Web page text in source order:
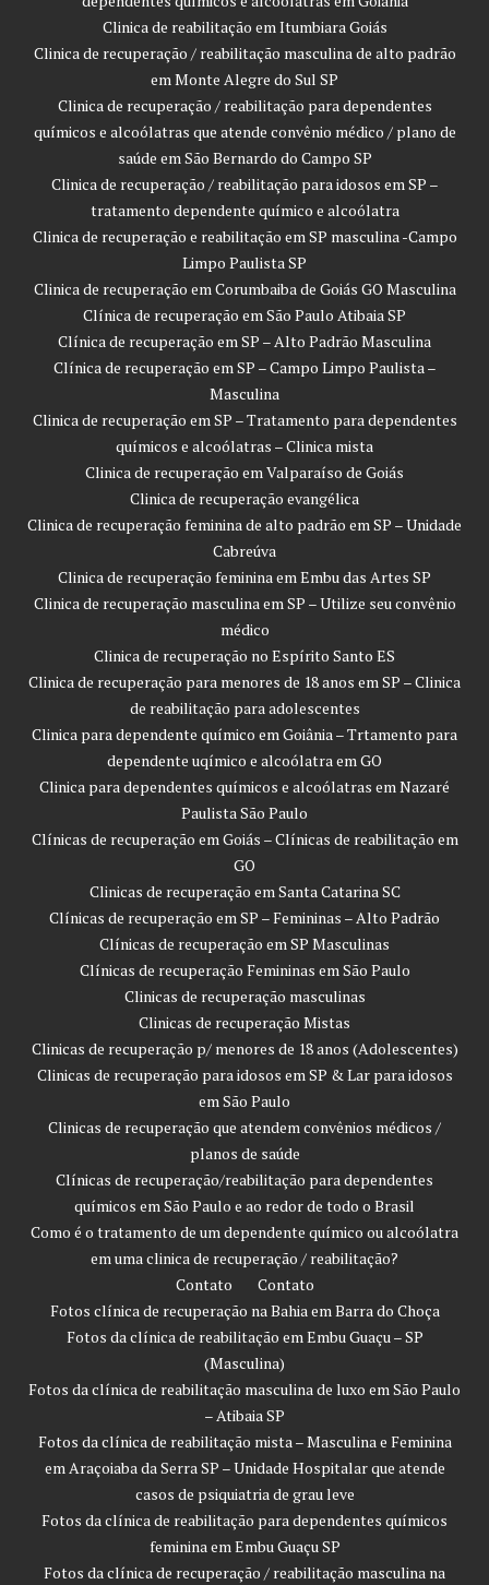
Clinica de reabilitação em Itumbiara Goiás
Clinica de recuperação / reabilitação masculina de alto padrão
em Monte Alegre do Sul SP
Clinica de recuperação / reabilitação para dependentes
químicos e alcoólatras que atende convênio médico / plano de
saúde em São Bernardo do Campo SP
Clinica de recuperação / reabilitação para idosos em SP –
tratamento dependente químico e alcoólatra
Clinica de recuperação e reabilitação em SP masculina -Campo
Limpo Paulista SP
Clinica de recuperação em Corumbaiba de Goiás GO Masculina
Clínica de recuperação em São Paulo Atibaia SP
Clínica de recuperação em SP – Alto Padrão Masculina
Clínica de recuperação em SP – Campo Limpo Paulista –
Masculina
Clinica de recuperação em SP – Tratamento para dependentes
químicos e alcoólatras – Clinica mista
Clinica de recuperação em Valparaíso de Goiás
Clinica de recuperação evangélica
Clinica de recuperação feminina de alto padrão em SP – Unidade
Cabreúva
Clinica de recuperação feminina em Embu das Artes SP
Clinica de recuperação masculina em SP – Utilize seu convênio
médico
Clinica de recuperação no Espírito Santo ES
Clinica de recuperação para menores de 18 anos em SP – Clinica
de reabilitação para adolescentes
Clinica para dependente químico em Goiânia – Trtamento para
dependente uqímico e alcoólatra em GO
Clinica para dependentes químicos e alcoólatras em Nazaré
Paulista São Paulo
Clínicas de recuperação em Goiás – Clínicas de reabilitação em
GO
Clinicas de recuperação em Santa Catarina SC
Clínicas de recuperação em SP – Femininas – Alto Padrão
Clínicas de recuperação em SP Masculinas
Clínicas de recuperação Femininas em São Paulo
Clinicas de recuperação masculinas
Clinicas de recuperação Mistas
Clinicas de recuperação p/ menores de 18 anos (Adolescentes)
Clinicas de recuperação para idosos em SP & Lar para idosos
em São Paulo
Clinicas de recuperação que atendem convênios médicos /
planos de saúde
Clínicas de recuperação/reabilitação para dependentes
químicos em São Paulo e ao redor de todo o Brasil
Como é o tratamento de um dependente químico ou alcoólatra
em uma clinica de recuperação / reabilitação?
Contato
Contato
Fotos clínica de recuperação na Bahia em Barra do Choça
Fotos da clínica de reabilitação em Embu Guaçu – SP
(Masculina)
Fotos da clínica de reabilitação masculina de luxo em São Paulo
– Atibaia SP
Fotos da clínica de reabilitação mista – Masculina e Feminina
em Araçoiaba da Serra SP – Unidade Hospitalar que atende
casos de psiquiatria de grau leve
Fotos da clínica de reabilitação para dependentes químicos
feminina em Embu Guaçu SP
Fotos da clínica de recuperação / reabilitação masculina na